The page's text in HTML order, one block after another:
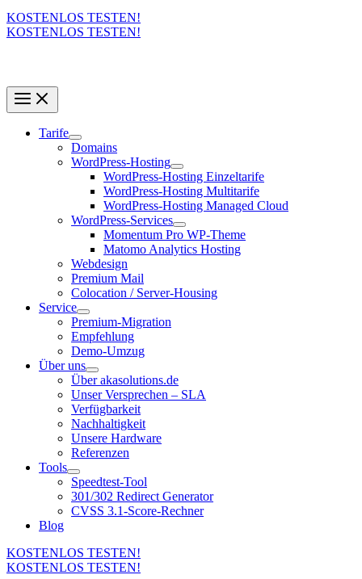
KOSTENLOS TESTEN!
KOSTENLOS TESTEN!
Tarife
Domains
WordPress-Hosting
WordPress-Hosting Einzeltarife
WordPress-Hosting Multitarife
WordPress-Hosting Managed Cloud
WordPress-Services
Momentum Pro WP-Theme
Matomo Analytics Hosting
Webdesign
Premium Mail
Colocation / Server-Housing
Service
Premium-Migration
Empfehlung
Demo-Umzug
Über uns
Über akasolutions.de
Unser Versprechen – SLA
Verfügbarkeit
Nachhaltigkeit
Unsere Hardware
Referenzen
Tools
Speedtest-Tool
301/302 Redirect Generator
CVSS 3.1-Score-Rechner
Blog
KOSTENLOS TESTEN!
KOSTENLOS TESTEN!